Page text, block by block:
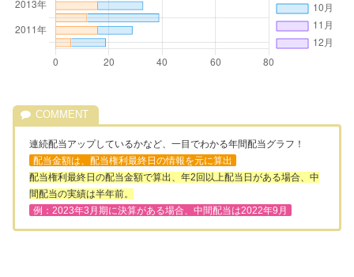
連続配当アップしているかなど、一目でわかる年間配当グラフ！
配当金額は、配当権利最終日の情報を元に算出
配当権利最終日の配当金額で算出、年2回以上配当日がある場合、中
間配当の実績は半年前。
例：2023年3月期に決算がある場合、中間配当は2022年9月